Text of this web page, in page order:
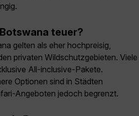
teuer?
gelten als eher hochpreisig,
privaten Wildschutzgebieten. Viele
All-inclusive-Pakete.
Optionen sind in Städten
Angeboten jedoch begrenzt.